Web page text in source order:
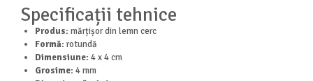
Specificații tehnice
Produs: mărțișor din lemn cerc
Formă: rotundă
Dimensiune: 4 x 4 cm
Grosime: 4 mm